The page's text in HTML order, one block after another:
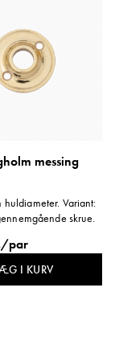
messing
huldiameter. Variant:
skrue.
par
I KURV